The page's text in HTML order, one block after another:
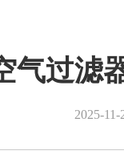
气过滤
2025-11-